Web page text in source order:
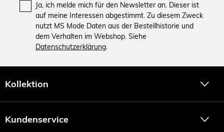
Ja, ich melde mich für den Newsletter an. Dieser ist
auf meine Interessen abgestimmt. Zu diesem Zweck
nutzt MS Mode Daten aus der Bestellhistorie und
dem Verhalten im Webshop. Siehe
Datenschutzerklärung.
Kollektion
Kundenservice